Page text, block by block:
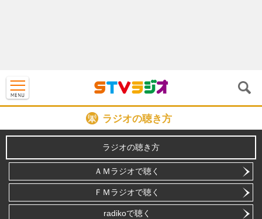
ラジオの聴き方
ラジオの聴き方
ＡＭラジオで聴く
ＦＭラジオで聴く
radikoで聴く